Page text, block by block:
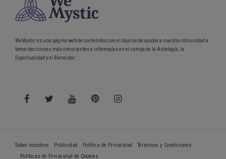
WeMystic es una página web de contenidos con el objetivo de ayudar a nuestra comunidad a
tomar decisiones más conscientes e informadas en el campo de la Astrología, la
Espiritualidad y el Bienestar.
Sobre nosotros Publicidad Política de Privacidad
Términos y Condiciones
Políticas de Privacidad de Cookies